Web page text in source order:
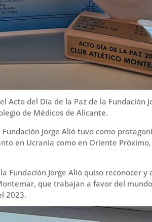
Acto del Día de la Paz de la Fundación
de Médicos de Alicante.
Jorge Alió tuvo como
en Ucrania como en Oriente
la Fundación Jorge Alió quiso reconocer
que trabajan a favor del
2023.